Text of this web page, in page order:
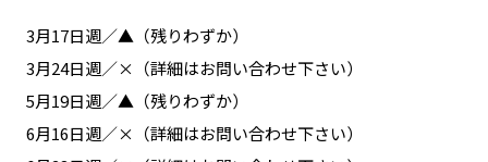
3月17日週／▲（残りわずか）
3月24日週／×（詳細はお問い合わせ下さい）
5月19日週／▲（残りわずか）
6月16日週／×（詳細はお問い合わせ下さい）